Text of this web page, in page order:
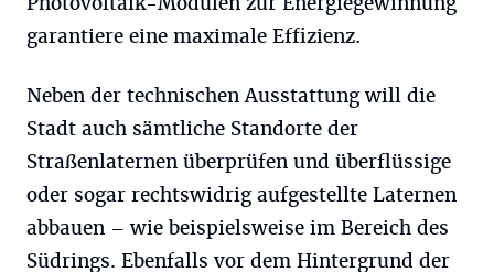
garantiere eine maximale Effizienz.
Neben der technischen Ausstattung will die
Stadt auch sämtliche Standorte der
Straßenlaternen überprüfen und überflüssige
oder sogar rechtswidrig aufgestellte Laternen
abbauen – wie beispielsweise im Bereich des
Südrings. Ebenfalls vor dem Hintergrund der